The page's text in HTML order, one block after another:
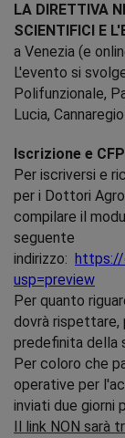
LA DIRETTIVA
SCIENTIFICI E
a Venezia (e
L'evento si
Polifunzionale,
Lucia,
Iscrizione e
Per iscriversi e
per i Dottori
compilare il
seguente
indirizzo: https://
usp=preview
Per quanto
dovrà rispettare,
predefinita della
Per coloro che
operative per
inviati due giorni
Il link NON sarà